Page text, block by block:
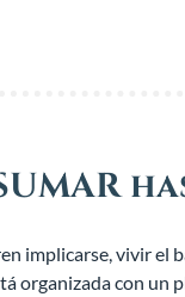
implicarse, vivir el
organizada con un